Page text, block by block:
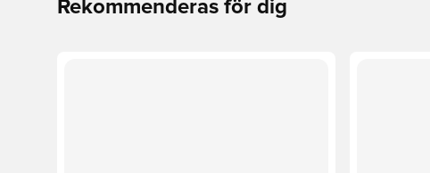
Rekommenderas för dig